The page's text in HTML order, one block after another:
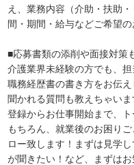
え、業務内容（介助・扶助
間・期間・給与などご希望の
■応募書類の添削や面接対策
介護業界未経験の方でも、
職務経歴書の書き方をお伝
聞かれる質問も教えちゃい
登録からお仕事開始まで、
もちろん、就業後のお困り
ロー致します！まずは見学
が聞きたい！など、まずは